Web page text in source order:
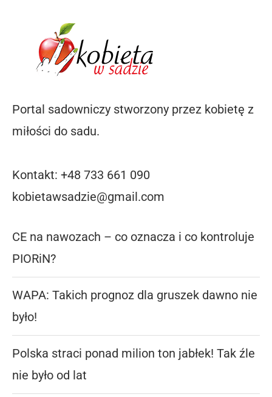
Portal sadowniczy stworzony przez kobietę z
miłości do sadu.
Kontakt: +48 733 661 090
kobietawsadzie@gmail.com
CE na nawozach – co oznacza i co kontroluje
PIORiN?
WAPA: Takich prognoz dla gruszek dawno nie
było!
Polska straci ponad milion ton jabłek! Tak źle
nie było od lat